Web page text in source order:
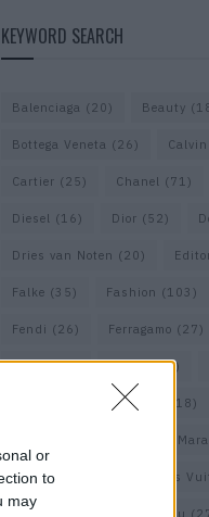
or
to
may
KEYWORD SEARCH
Balenciaga (20) Beauty
Bottega Veneta (26)
Cartier (25) Chanel (71)
Diesel (16) Dior (52)
Dries van Noten (20)
Falke (35) Fashion (103)
Fendi (26) Ferragamo (27)
Gucci(69) Guess(17)
Hermès (18)
Isabel
Jimmy Choo Louis
Max Mara Miu Miu